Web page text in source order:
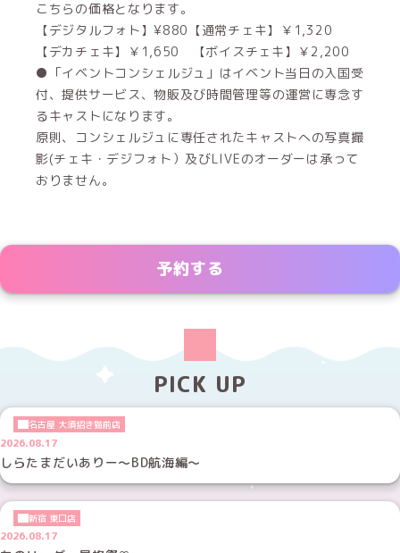
こちらの価格となります。
【デジタルフォト】¥880【通常チェキ】￥1,320
【デカチェキ】￥1,650 【ボイスチェキ】￥2,200
●「イベントコンシェルジュ」はイベント当日の入国受
付、提供サービス、物販及び時間管理等の運営に専念す
るキャストになります。
原則、コンシェルジュに専任されたキャストへの写真撮
影(チェキ・デジフォト）及びLIVEのオーダーは承って
おりません。
予約する
PICK UP
名古屋 大須招き猫前店
2026.08.17
しらたまだいありー～BD航海編～
新宿 東口店
2026.08.17